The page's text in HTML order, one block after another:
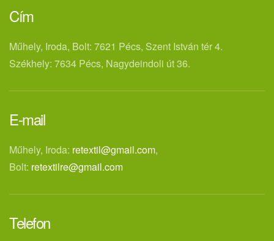
Cím
Műhely, Iroda, Bolt: 7621 Pécs, Szent István tér 4.
Székhely: 7634 Pécs, Nagydeindoli út 36.
E-mail
Műhely, Iroda: retextil@gmail.com,
Bolt: retextilre@gmail.com
Telefon